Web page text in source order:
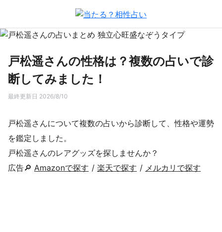
戸松遥さんの性格は？複数の占いで診
断してみました！
最終更新日 2026/8/10
戸松遥さんについて複数の占いから診断して、性格や運勢
を鑑定しました。
戸松遥さんのレアグッズを探しませんか？
広告🔎 Amazonで探す / 楽天で探す / メルカリで探す